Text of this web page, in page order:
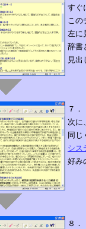
すぐ
この
左に
辞書
見出
７．
次に
同じ
シス
好み
８．